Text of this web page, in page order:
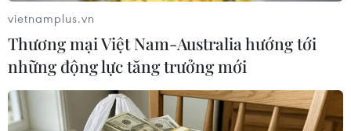
Vụ thi thể người bị đốt ở Bình
vietnamplus.vn
Thương mại Việt Nam-Australia hướng tới
những động lực tăng trưởng mới